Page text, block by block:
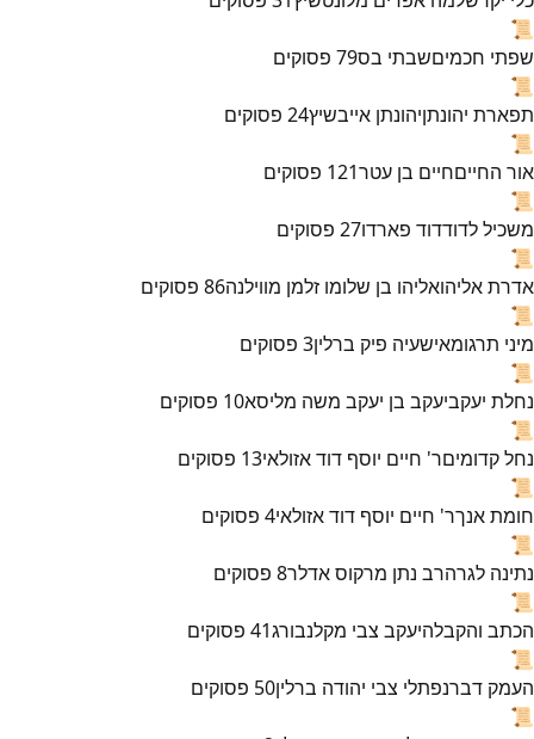
📜
שפתי חכמיםשבתי בס79 פסוקים
📜
תפארת יהונתןיהונתן אייבשיץ24 פסוקים
📜
אור החייםחיים בן עטר121 פסוקים
📜
משכיל לדודדוד פארדו27 פסוקים
📜
אדרת אליהואליהו בן שלומו זלמן מווילנה86 פסוקים
📜
מיני תרגומאישעיה פיק ברלין3 פסוקים
📜
נחלת יעקביעקב בן יעקב משה מליסא10 פסוקים
📜
נחל קדומיםר' חיים יוסף דוד אזולאי13 פסוקים
📜
חומת אנךר' חיים יוסף דוד אזולאי4 פסוקים
📜
נתינה לגרהרב נתן מרקוס אדלר8 פסוקים
📜
הכתב והקבלהיעקב צבי מקלנבורג41 פסוקים
📜
העמק דברנפתלי צבי יהודה ברלין50 פסוקים
📜